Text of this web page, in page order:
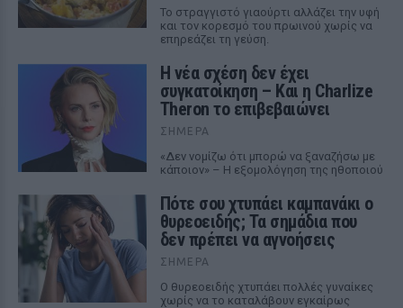
Το στραγγιστό γιαούρτι αλλάζει την υφή
και τον κορεσμό του πρωινού χωρίς να
επηρεάζει τη γεύση.
Η νέα σχέση δεν έχει
συγκατοίκηση – Και η Charlize
Theron το επιβεβαιώνει
ΣΉΜΕΡΑ
«Δεν νομίζω ότι μπορώ να ξαναζήσω με
κάποιον» – Η εξομολόγηση της ηθοποιού
Πότε σου χτυπάει καμπανάκι ο
θυρεοειδής; Τα σημάδια που
δεν πρέπει να αγνοήσεις
ΣΉΜΕΡΑ
Ο θυρεοειδής χτυπάει πολλές γυναίκες
χωρίς να το καταλάβουν εγκαίρως